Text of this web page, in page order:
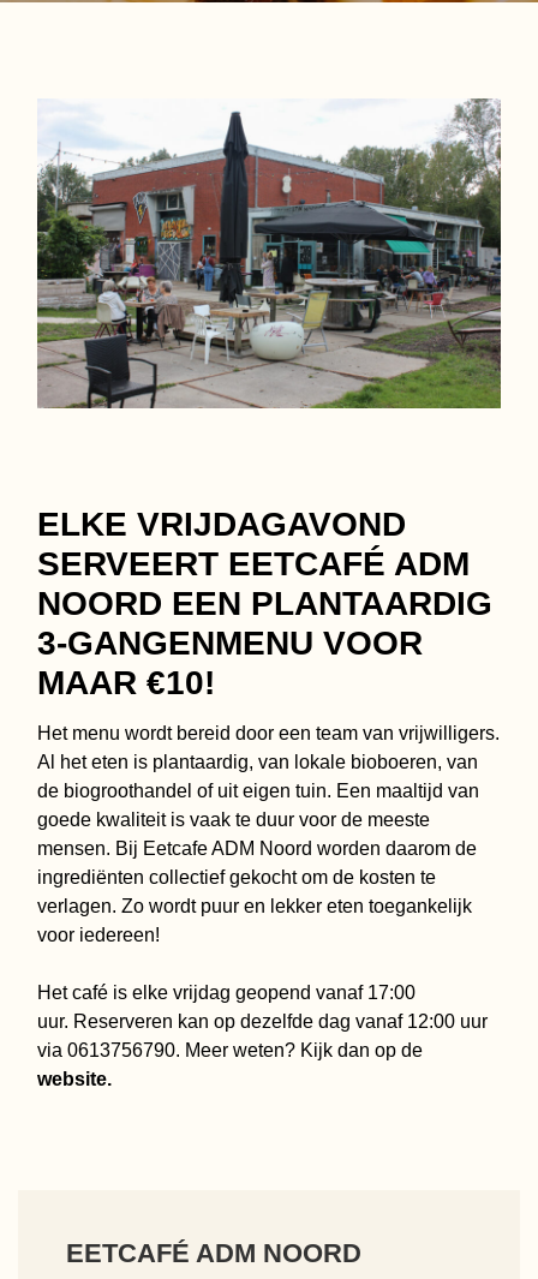
ELKE VRIJDAGAVOND
SERVEERT EETCAFÉ ADM
NOORD EEN PLANTAARDIG
3-GANGENMENU VOOR
MAAR €10!
Het menu wordt bereid door een team van vrijwilligers.
Al het eten is plantaardig, van lokale bioboeren, van
de biogroothandel of uit eigen tuin. Een maaltijd van
goede kwaliteit is vaak te duur voor de meeste
mensen. Bij Eetcafe ADM Noord worden daarom de
ingrediënten collectief gekocht om de kosten te
verlagen. Zo wordt puur en lekker eten toegankelijk
voor iedereen!
Het café is elke vrijdag geopend vanaf 17:00
uur. Reserveren kan op dezelfde dag vanaf 12:00 uur
via 0613756790. Meer weten? Kijk dan op de
website.
EETCAFÉ ADM NOORD